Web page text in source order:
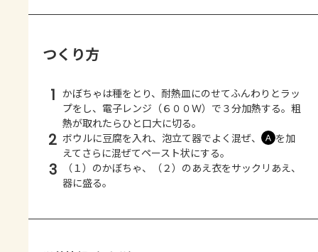
つくり方
1 かぼちゃは種をとり、耐熱皿にのせてふんわりとラッ
プをし、電子レンジ（６００Ｗ）で３分加熱する。粗
熱が取れたらひと口大に切る。
2 ボウルに豆腐を入れ、泡立て器でよく混ぜ、 Ａ を加
えてさらに混ぜてペースト状にする。
3
（１）のかぼちゃ、（２）のあえ衣をサックリあえ、
器に盛る。